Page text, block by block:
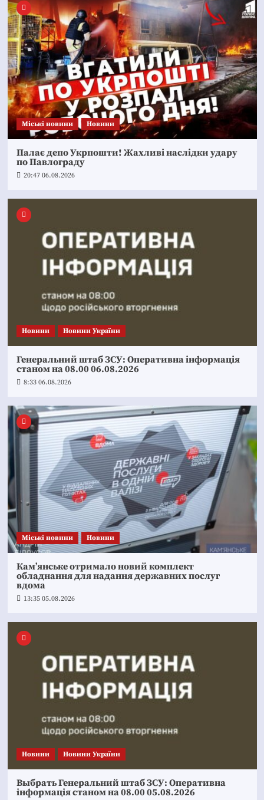
Mіські новини Новини
Палає депо Укрпошти! Жахливі наслідки удару
по Павлограду
20:47 06.08.2026
Новини Новини України
Генеральний штаб ЗСУ: Оперативна інформація
станом на 08.00 06.08.2026
8:33 06.08.2026
Mіські новини Новини
Кам’янське отримало новий комплект
обладнання для надання державних послуг
вдома
13:35 05.08.2026
Новини Новини України
Выбрать Генеральний штаб ЗСУ: Оперативна
інформація станом на 08.00 05.08.2026